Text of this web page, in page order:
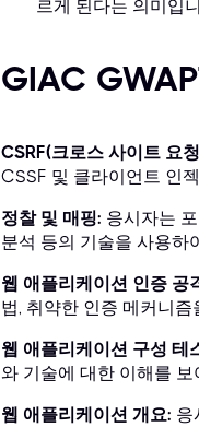
르게 된다는 의미입
GIAC
CSRF(크로스 사이트 요
CSSF 및 클라이언트 인
정찰 및 매핑: 응시자는
분석 등의 기술을 사용하
웹 애플리케이션 인증 공
법, 취약한 인증 메커니
웹 애플리케이션 구성 테
와 기술에 대한 이해를
웹 애플리케이션 개요: 응